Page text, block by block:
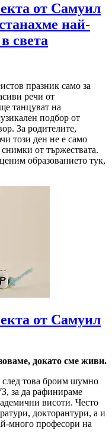
от Самуил
най-
света
празник само за
речи от
танцуват на
подбор от
За родителите,
този ден не е само
от тържествата.
образованието тук,
от Самуил
докато сме живи.
след това броим шумно
за да рафинираме
висоти. Често
докторантури, а и
много професори на